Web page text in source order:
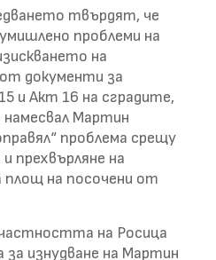
твърдят, че
проблеми на
на
документи за
и Акт 16 на сградите,
намесвал Мартин
проблема срещу
прехвърляне на
на посочени от
на Росица
изнудване на Мартин